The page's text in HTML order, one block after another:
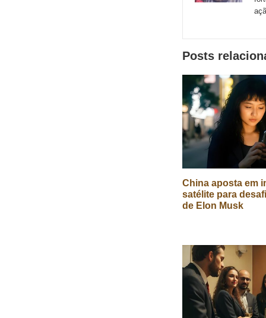
sociais
Posts
China aposta em
satélite para
de Elon Musk